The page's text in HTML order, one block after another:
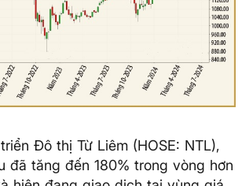
Đô thị Từ Liêm (HOSE: NTL),
đã tăng đến 180% trong vòng hơn